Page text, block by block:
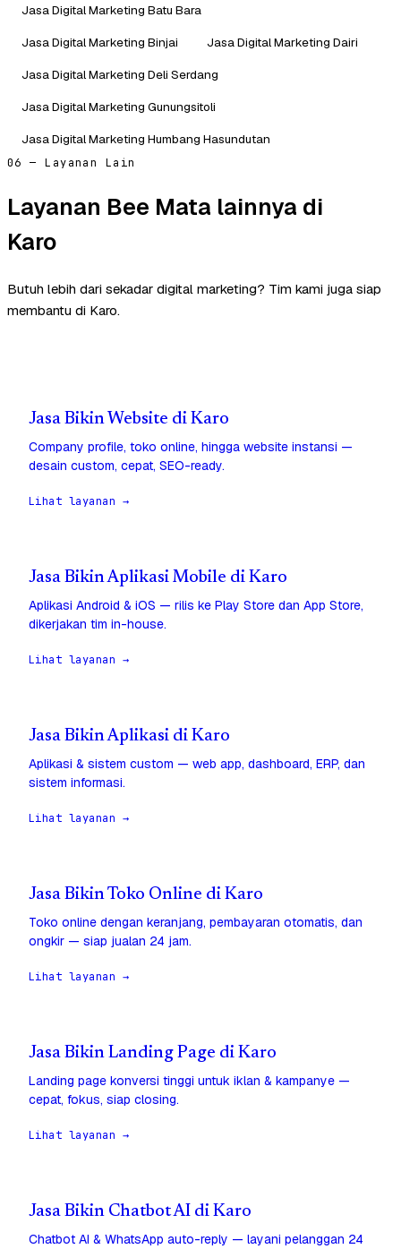
Jasa Digital Marketing Batu Bara
Jasa Digital Marketing Binjai
Jasa Digital Marketing Dairi
Jasa Digital Marketing Deli Serdang
Jasa Digital Marketing Gunungsitoli
Jasa Digital Marketing Humbang Hasundutan
06 — Layanan Lain
Layanan Bee Mata lainnya di
Karo
Butuh lebih dari sekadar digital marketing? Tim kami juga siap
membantu di Karo.
Jasa Bikin Website di Karo
Company profile, toko online, hingga website instansi —
desain custom, cepat, SEO-ready.
Lihat layanan →
Jasa Bikin Aplikasi Mobile di Karo
Aplikasi Android & iOS — rilis ke Play Store dan App Store,
dikerjakan tim in-house.
Lihat layanan →
Jasa Bikin Aplikasi di Karo
Aplikasi & sistem custom — web app, dashboard, ERP, dan
sistem informasi.
Lihat layanan →
Jasa Bikin Toko Online di Karo
Toko online dengan keranjang, pembayaran otomatis, dan
ongkir — siap jualan 24 jam.
Lihat layanan →
Jasa Bikin Landing Page di Karo
Landing page konversi tinggi untuk iklan & kampanye —
cepat, fokus, siap closing.
Lihat layanan →
Jasa Bikin Chatbot AI di Karo
Chatbot AI & WhatsApp auto-reply — layani pelanggan 24